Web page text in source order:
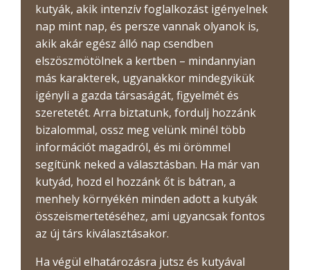
kutyák, akik intenzív foglalkozást igényelnek
nap mint nap, és persze vannak olyanok is,
akik akár egész álló nap csendben
elszöszmötölnek a kertben – mindannyian
más karakterek, ugyanakkor mindegyikük
igényli a gazda társaságát, figyelmét és
szeretetét. Arra biztatunk, fordulj hozzánk
bizalommal, ossz meg velünk minél több
információt magadról, és mi örömmel
segítünk neked a választásban. Ha már van
kutyád, hozd el hozzánk őt is bátran, a
menhely környékén minden adott a kutyák
összeismertetéséhez, ami ugyancsak fontos
az új társ kiválasztásakor.
Ha végül elhatározásra jutsz és kutyával